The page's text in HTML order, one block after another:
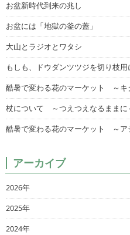
お盆新時代到来の兆し
お盆には「地獄の釜の蓋」
大山とラジオとワタシ
もしも、ドウダンツツジを切り枝用
酷暑で変わる花のマーケット ～キ
杖について ～つえつえなるままに
酷暑で変わる花のマーケット ～ア
アーカイブ
2026年
2025年
2024年